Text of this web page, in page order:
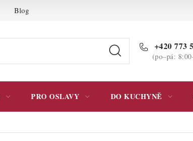
Blog Podmínky ochrany
+420 773
(po–pá:
PRO OSLAVY DO KUCHYNĚ